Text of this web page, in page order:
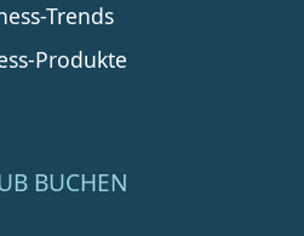
Trends
Produkte
BUCHEN